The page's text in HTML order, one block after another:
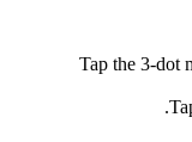
Tap the 3-dot
.